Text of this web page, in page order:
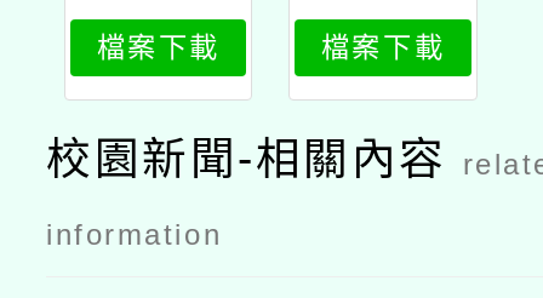
科技中心11
5年5月份教
師增能研習
計畫
檔案下載
科技中心11
5年5月份教
師增能研習
計畫公文
檔案下載
校園新聞-相關內容
information